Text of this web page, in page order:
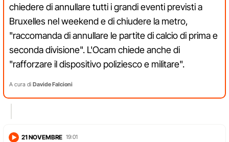
chiedere di annullare tutti i grandi eventi previsti a
Bruxelles nel weekend e di chiudere la metro,
"raccomanda di annullare le partite di calcio di prima e
seconda divisione". L'Ocam chiede anche di
"rafforzare il dispositivo poliziesco e militare".
A cura di Davide Falcioni
21 NOVEMBRE 19:01